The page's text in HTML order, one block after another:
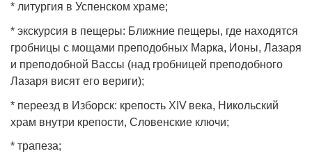
* литургия в Успенском храме;
* экскурсия в пещеры: Ближние пещеры, где находятся
гробницы с мощами преподобных Марка, Ионы, Лазаря
и преподобной Вассы (над гробницей преподобного
Лазаря висят его вериги);
* переезд в Изборск: крепость XIV века, Никольский
храм внутри крепости, Словенские ключи;
* трапеза;